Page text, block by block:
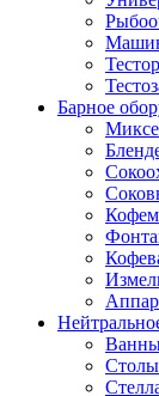
Барное
Столы